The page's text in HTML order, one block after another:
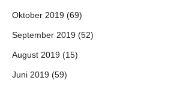
Oktober 2019 (69)
September 2019 (52)
August 2019 (15)
Juni 2019 (59)